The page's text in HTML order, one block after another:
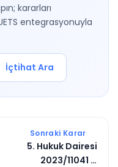
kararları
entegrasyonuyla
İçtihat Ara
Sonraki Karar
5. Hukuk Dairesi
2023/11041 E.